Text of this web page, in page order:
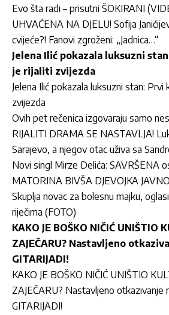
Evo šta radi – prisutni ŠOKIRANI
UHVAĆENA NA DJELU! Sofija
cvijeće?! Fanovi zgroženi: „Jadnica…“
Jelena Ilić pokazala luksuzni
je rijaliti zvijezda
Jelena Ilić pokazala luksuzni stan: Prvi
zvijezda
Ovih pet rečenica izgovaraju samo
RIJALITI DRAMA SE NASTAVLJA!
Sarajevo, a njegov otac uživa sa
Novi singl Mirze Delića: SAVRŠENA
MATORINA BIVŠA DJEVOJKA
Skuplja novac za bolesnu majku,
riječima (FOTO)
KAKO JE BOŠKO NIČIĆ UNIŠTIO
ZAJEČARU? Nastavljeno
GITARIJADI!
KAKO JE BOŠKO NIČIĆ UNIŠTIO
ZAJEČARU? Nastavljeno otkazivanje
GITARIJADI!